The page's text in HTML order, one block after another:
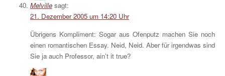
Melville sagt:
21. Dezember 2005 um 14:20 Uhr
Übrigens Kompliment: Sogar aus Ofenputz machen Sie noch
einen romantischen Essay. Neid, Neid. Aber für irgendwas sind
Sie ja auch Professor, ain’t it true?